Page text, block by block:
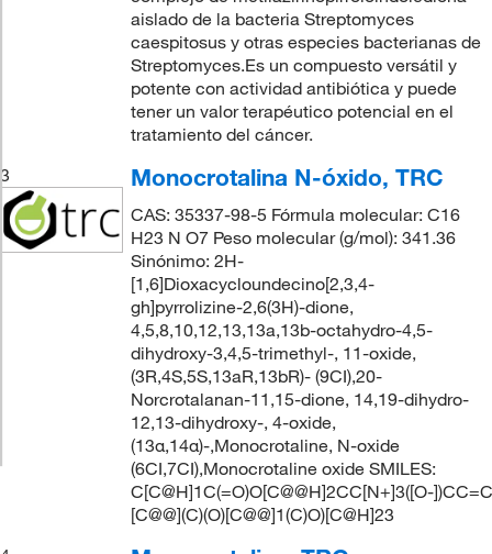
aislado de la bacteria Streptomyces
caespitosus y otras especies bacterianas de
Streptomyces.Es un compuesto versátil y
potente con actividad antibiótica y puede
tener un valor terapéutico potencial en el
tratamiento del cáncer.
3
Monocrotalina N-óxido, TRC
CAS: 35337-98-5 Fórmula molecular: C16
H23 N O7 Peso molecular (g/mol): 341.36
Sinónimo: 2H-
[1,6]Dioxacycloundecino[2,3,4-
gh]pyrrolizine-2,6(3H)-dione,
4,5,8,10,12,13,13a,13b-octahydro-4,5-
dihydroxy-3,4,5-trimethyl-, 11-oxide,
(3R,4S,5S,13aR,13bR)- (9CI),20-
Norcrotalanan-11,15-dione, 14,19-dihydro-
12,13-dihydroxy-, 4-oxide,
(13α,14α)-,Monocrotaline, N-oxide
(6CI,7CI),Monocrotaline oxide SMILES:
C[C@H]1C(=O)O[C@@H]2CC[N+]3([O-
[C@@](C)(O)[C@@]1(C)O)[C@H]23